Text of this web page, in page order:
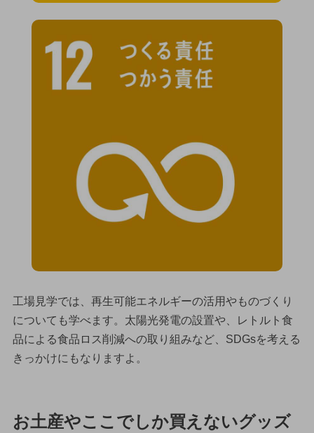
工場見学では、再生可能エネルギーの活用やものづくり
についても学べます。太陽光発電の設置や、レトルト食
品による食品ロス削減への取り組みなど、SDGsを考える
きっかけにもなりますよ。
お土産やここでしか買えないグッズ